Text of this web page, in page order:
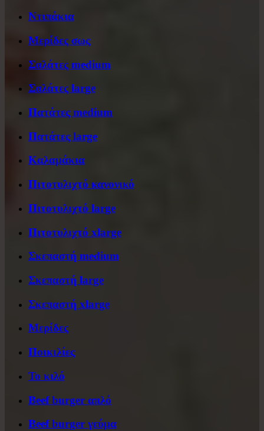
Ντιπάκια
Μερίδες σως
Σαλάτες medium
Σαλάτες large
Πατάτες medium
Πατάτες large
Καλαμάκια
Πιτοτυλιχτό κανονικό
Πιτοτυλιχτό large
Πιτοτυλιχτό xlarge
Σκεπαστή medium
Σκεπαστή large
Σκεπαστή xlarge
Μερίδες
Ποικιλίες
Το κιλό
Beef burger απλό
Beef burger γεύμα